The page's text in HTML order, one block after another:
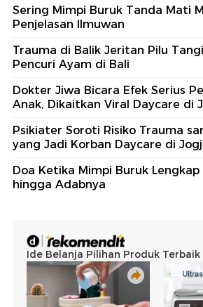
Sering Mimpi Buruk Tanda Mati
Penjelasan Ilmuwan
Trauma di Balik Jeritan Pilu
Pencuri Ayam di Bali
Dokter Jiwa Bicara Efek Serius
Anak, Dikaitkan Viral Daycare di
Psikiater Soroti Risiko Trauma
yang Jadi Korban Daycare di
Doa Ketika Mimpi Buruk
hingga Adabnya